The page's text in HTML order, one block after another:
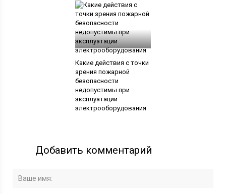
Какие действия с точки
зрения пожарной
безопасности
недопустимы при
эксплуатации
электрооборудования
Добавить комментарий